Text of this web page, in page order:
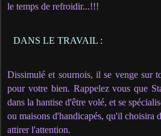
le temps de refroidir...!!!
DANS LE TRAVAIL :
Dissimulé et sournois, il se venge sur
pour votre bien. Rappelez vous que
dans la hantise d'être volé, et se
ou maisons d'handicapés, qu'il choisira
attirer l'attention.